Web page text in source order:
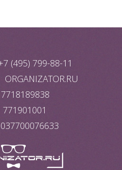
(495) 799-88-11
ORGANIZATOR.RU
7718189838
771901001